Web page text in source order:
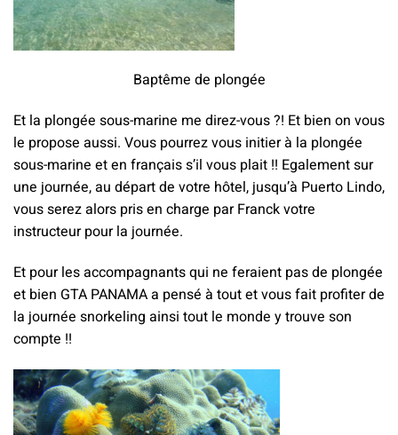
Baptême de plongée
Et la plongée sous-marine me direz-vous ?! Et bien on vous
le propose aussi. Vous pourrez vous initier à la plongée
sous-marine et en français s’il vous plait !! Egalement sur
une journée, au départ de votre hôtel, jusqu’à Puerto Lindo,
vous serez alors pris en charge par Franck votre
instructeur pour la journée.
Et pour les accompagnants qui ne feraient pas de plongée
et bien GTA PANAMA a pensé à tout et vous fait profiter de
la journée snorkeling ainsi tout le monde y trouve son
compte !!